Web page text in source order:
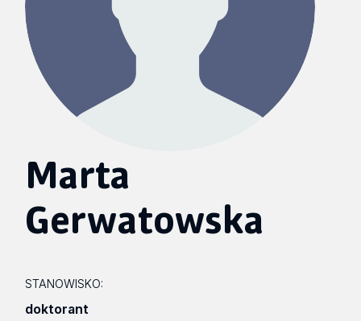
Marta
Gerwatowska
STANOWISKO:
doktorant